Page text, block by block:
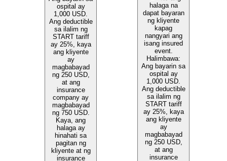
ospital ay
1,000 USD.
Ang deductible
sa ilalim ng
START tariff
ay 25%, kaya
ang kliyente
ay
magbabayad
ng 250 USD,
at ang
insurance
company ay
magbabayad
ng 750 USD.
Kaya, ang
halaga ay
hinahati sa
pagitan ng
kliyente at ng
insurance
halaga na
dapat bayaran
ng kliyente
kapag
nangyari ang
isang insured
event.
Halimbawa:
Ang bayarin sa
ospital ay
1,000 USD.
Ang deductible
sa ilalim ng
START tariff
ay 25%, kaya
ang kliyente
ay
magbabayad
ng 250 USD,
at ang
insurance